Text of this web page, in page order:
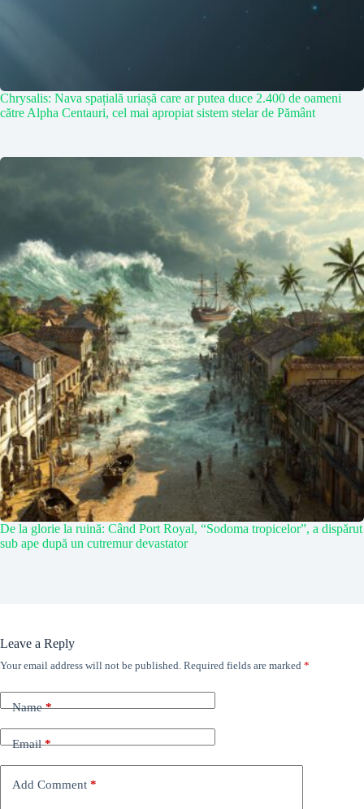
Chrysalis: Nava spațială uriașă care ar putea duce 2.400 de oameni
către Alpha Centauri, cel mai apropiat sistem stelar de Pământ
De la glorie la ruină: Când Port Royal, “Sodoma tropicelor”, a dispărut
sub ape după un cutremur devastator
Leave a Reply
Your email address will not be published. Required fields are marked *
Name*
Email*
Add Comment *